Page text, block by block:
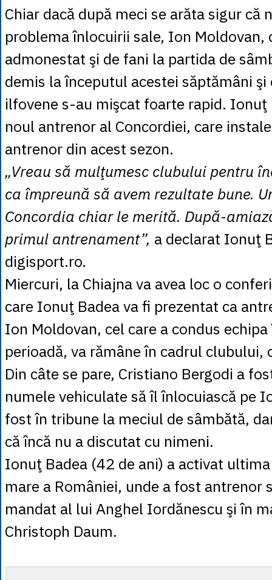
Chiar dacă după meci se arăta sigur că
problema înlocuirii sale, Ion Moldovan,
admonestat şi de fani la partida de
demis la începutul acestei săptămâni
ilfovene s-au mişcat foarte rapid. Ionuţ
noul antrenor al Concordiei, care
antrenor din acest sezon.
„Vreau să mulţumesc clubului pentru
ca împreună să avem rezultate bune.
Concordia chiar le merită. După-
primul antrenament”, a declarat Ionuţ
digisport.ro.
Miercuri, la Chiajna va avea loc o
care Ionuţ Badea va fi prezentat ca
Ion Moldovan, cel care a condus
perioadă, va rămâne în cadrul clubului,
Din câte se pare, Cristiano Bergodi a
numele vehiculate să îl înlocuiască pe
fost în tribune la meciul de sâmbătă,
că încă nu a discutat cu nimeni.
Ionuţ Badea (42 de ani) a activat
mare a României, unde a fost antrenor
mandat al lui Anghel Iordănescu şi în
Christoph Daum.